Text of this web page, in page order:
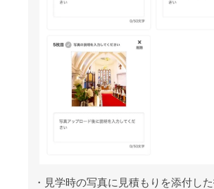
見学時の写真に見積もりを添付し